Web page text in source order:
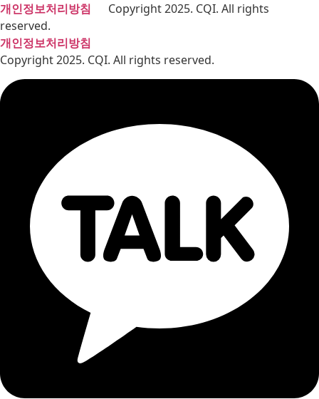
개인정보처리방침 Copyright 2025. CQI. All rights
reserved.
개인정보처리방침
Copyright 2025. CQI. All rights reserved.